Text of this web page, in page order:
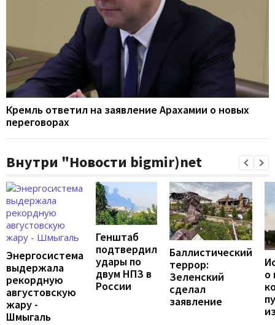
Кремль ответил на заявление Арахамии о новых
переговорах
Внутри "Новости bigmir)net
Энергосистема
выдержала
рекордную
августовскую
жару -
Шмыгаль
Генштаб
подтвердил
удары по
двум НПЗ в
России
Баллистический
террор:
Зеленский
сделал
заявление
о